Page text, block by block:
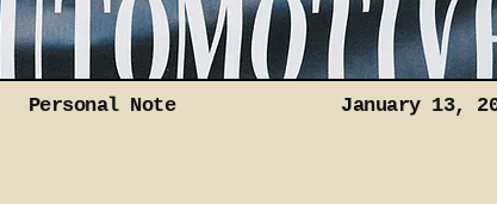
Personal Note January 13,